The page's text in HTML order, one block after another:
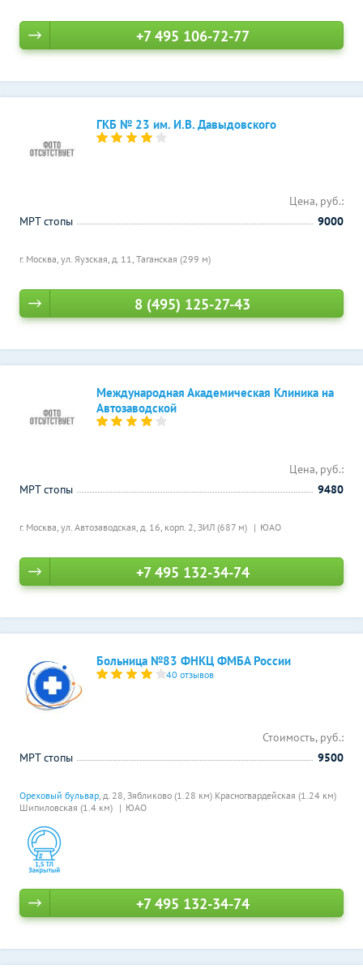
+7 495 106-72-77
ГКБ № 23 им. И.В. Давыдовского
г. Москва, ул. Яузская, д. 11, Таганская (299 м)
Цена, руб.:
МРТ стопы
9000
8 (495) 125-27-43
Международная Академическая Клиника на
Автозаводской
г. Москва, ул. Автозаводская, д. 16, корп. 2, ЗИЛ (687 м) ЮАО
Цена, руб.:
МРТ стопы
9480
+7 495 132-34-74
Больница №83 ФНКЦ ФМБА России
40 отзывов
Ореховый бульвар, д. 28, Зябликово (1.28 км) Красногвардейская (1.24 км)
Шипиловская (1.4 км)
ЮАО
Стоимость, руб.:
МРТ стопы
9500
+7 495 132-34-74